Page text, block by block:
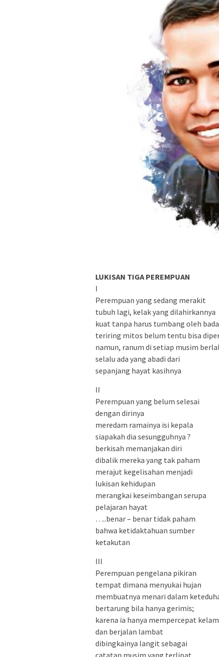
LUKISAN TIGA PEREMPUAN
I
Perempuan yang sedang merakit
tubuh lagi, kelak yang dilahirkannya
kuat tanpa harus tumbang oleh
teriring mitos belum tentu bisa
namun, ranum di setiap musim
selalu ada yang abadi dari
sepanjang hayat kasihnya
II
Perempuan yang belum selesai
dengan dirinya
meredam ramainya isi kepala
siapakah dia sesungguhnya ?
berkisah memanjakan diri
dibalik mereka yang tak paham
merajut kegelisahan menjadi
lukisan kehidupan
merangkai keseimbangan serupa
pelajaran hayat
…..benar – benar tidak paham
bahwa ketidaktahuan sumber
ketakutan
III
Perempuan pengelana pikiran
tempat dimana menyukai hujan
membuatnya menari dalam
bertarung bila hanya gerimis;
karena ia hanya mempercepat kelam
dan berjalan lambat
dibingkainya langit sebagai
catatan musim yang terlipat